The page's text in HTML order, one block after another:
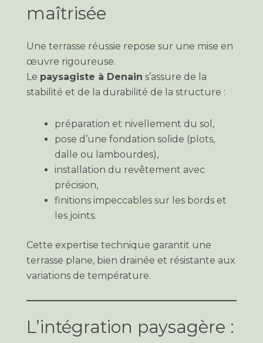
maîtrisée
Une terrasse réussie repose sur une mise en
œuvre rigoureuse.
Le paysagiste à Denain s’assure de la
stabilité et de la durabilité de la structure :
préparation et nivellement du sol,
pose d’une fondation solide (plots,
dalle ou lambourdes),
installation du revêtement avec
précision,
finitions impeccables sur les bords et
les joints.
Cette expertise technique garantit une
terrasse plane, bien drainée et résistante aux
variations de température.
L’intégration paysagère :